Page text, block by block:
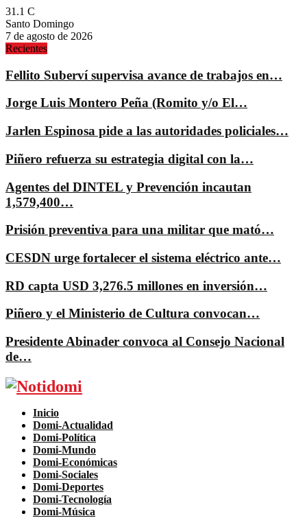
31.1 C
Santo Domingo
7 de agosto de 2026
Recientes
Fellito Suberví supervisa avance de trabajos en…
Jorge Luis Montero Peña (Romito y/o El…
Jarlen Espinosa pide a las autoridades policiales…
Piñero refuerza su estrategia digital con la…
Agentes del DINTEL y Prevención incautan
1,579,400…
Prisión preventiva para una militar que mató…
CESDN urge fortalecer el sistema eléctrico ante…
RD capta USD 3,276.5 millones en inversión…
Piñero y el Ministerio de Cultura convocan…
Presidente Abinader convoca al Consejo Nacional
de…
Facebook
Twitter
Instagram
Pinterest
Youtube
Inicio
Domi-Actualidad
Domi-Política
Domi-Mundo
Domi-Económicas
Domi-Sociales
Domi-Deportes
Domi-Tecnología
Domi-Música